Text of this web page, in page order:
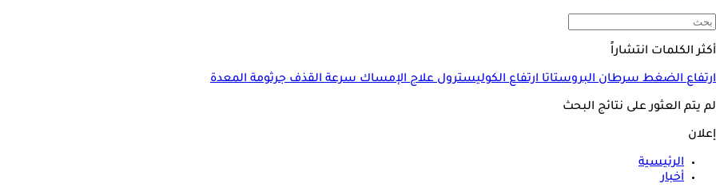
أكثر الكلمات انتشاراً
ارتفاع الضغطسرطان البروستاتاارتفاع الكوليسترولعلاج الإمساكسرعة القذفجرثومة المعدة
لم يتم العثور على نتائج البحث
إعلان
الرئيسية
أخبار